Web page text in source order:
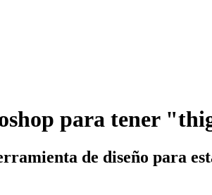
para tener
de diseño para